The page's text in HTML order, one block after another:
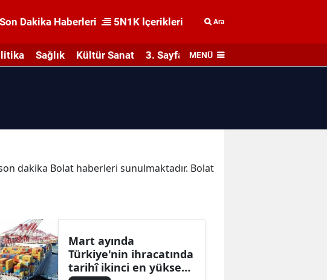
Son Dakika Haberleri 5N1K İçerikleri Ara
Sağlık Kültür Sanat 3. Sayfa MENÜ
dakika Bolat haberleri sunulmaktadır. Bolat
Mart ayında
Türkiye'nin ihracatında
tarihî ikinci en yüksek